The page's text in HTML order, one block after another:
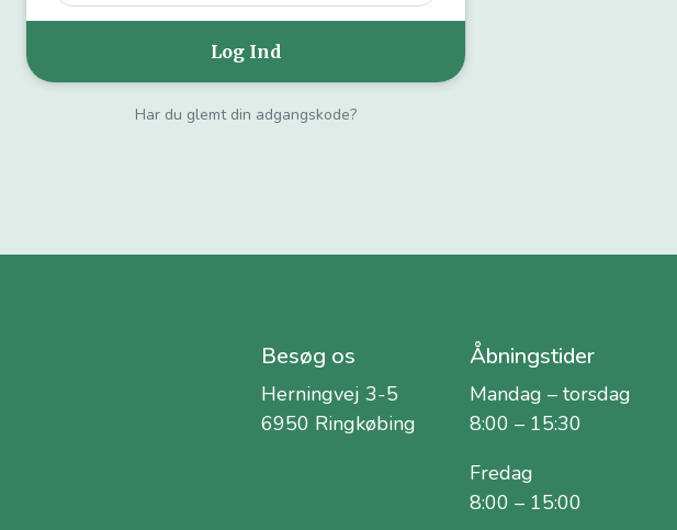
Har du glemt din adgangskode?
Besøg os
Herningvej 3-5
6950 Ringkøbing
Åbningstider
Mandag – torsdag
8:00 – 15:30
Fredag
8:00 – 15:00